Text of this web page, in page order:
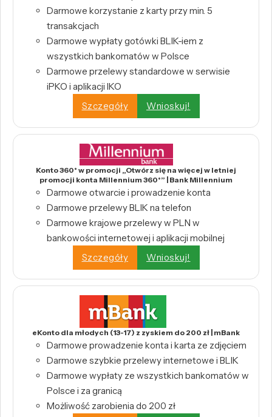
Darmowe korzystanie z karty przy min. 5
transakcjach
Darmowe wypłaty gotówki BLIK-iem z
wszystkich bankomatów w Polsce
Darmowe przelewy standardowe w serwisie
iPKO i aplikacji IKO
Szczegóły
Wnioskuj!
Konto 360° w promocji „Otwórz się na więcej w letniej
promocji konta Millennium 360°” | Bank Millennium
Darmowe otwarcie i prowadzenie konta
Darmowe przelewy BLIK na telefon
Darmowe krajowe przelewy w PLN w
bankowości internetowej i aplikacji mobilnej
Szczegóły
Wnioskuj!
eKonto dla młodych (13-17) z zyskiem do 200 zł | mBank
Darmowe prowadzenie konta i karta ze zdjęciem
Darmowe szybkie przelewy internetowe i BLIK
Darmowe wypłaty ze wszystkich bankomatów w
Polsce i za granicą
Możliwość zarobienia do 200 zł